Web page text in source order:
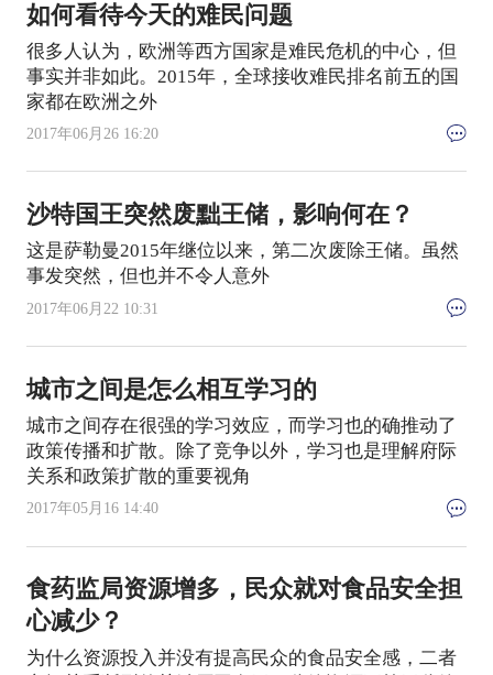
如何看待今天的难民问题
很多人认为，欧洲等西方国家是难民危机的中心，但
事实并非如此。2015年，全球接收难民排名前五的国
家都在欧洲之外
2017年06月26 16:20
沙特国王突然废黜王储，影响何在？
这是萨勒曼2015年继位以来，第二次废除王储。虽然
事发突然，但也并不令人意外
2017年06月22 10:31
城市之间是怎么相互学习的
城市之间存在很强的学习效应，而学习也的确推动了
政策传播和扩散。除了竞争以外，学习也是理解府际
关系和政策扩散的重要视角
2017年05月16 14:40
食药监局资源增多，民众就对食品安全担
心减少？
为什么资源投入并没有提高民众的食品安全感，二者